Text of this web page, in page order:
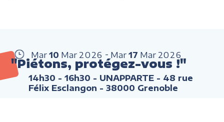
Mar 10 Mar 2026 Mar 17 Mar 2026
"Piétons, protégez-vous !"
14h30 - 16h30 - UNAPPARTE - 48 rue
Félix Esclangon - 38000 Grenoble